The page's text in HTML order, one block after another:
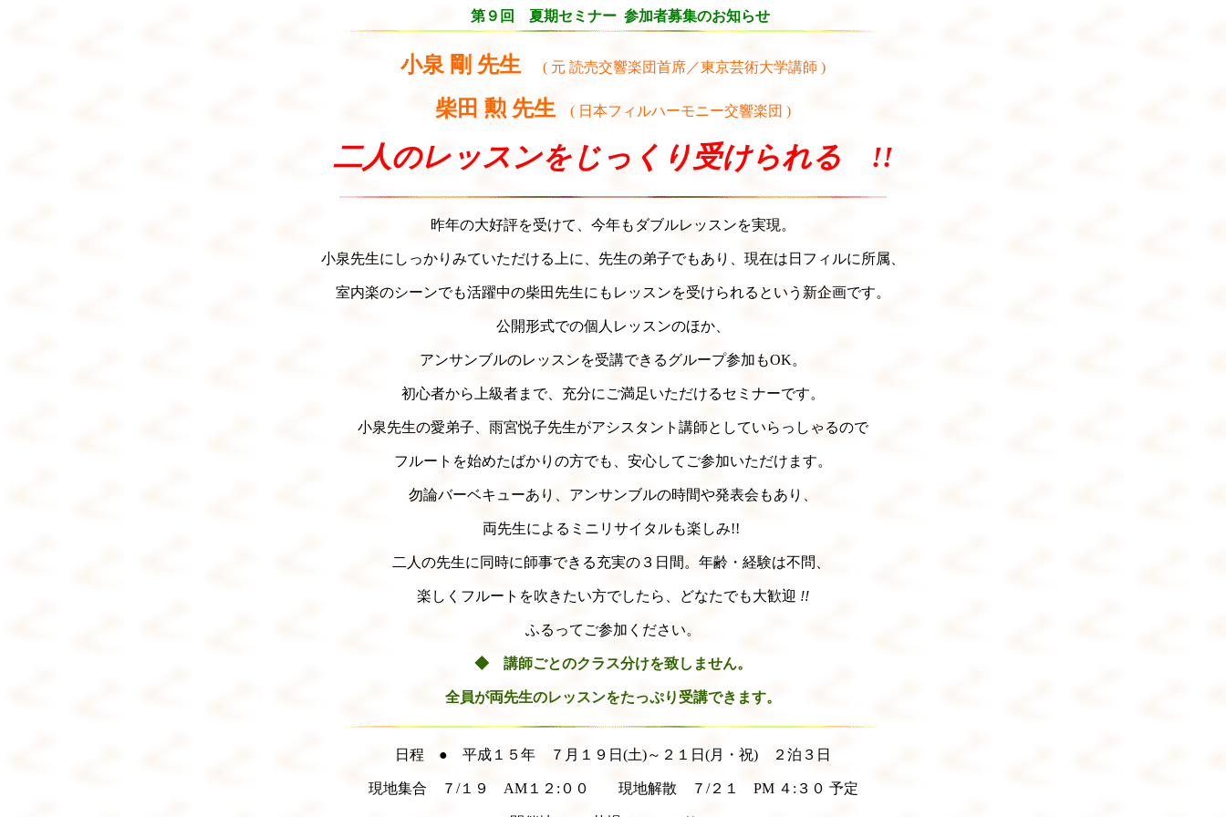
第９回 夏期セミナー 参加者募集のお知らせ
小泉 剛 先生 ( 元 読売交響楽団首席／東京芸術大学講師 )
柴田 勲 先生 ( 日本フィルハーモニー交響楽団 )
二人のレッスンをじっくり受けられる !!
昨年の大好評を受けて、今年もダブルレッスンを実現。
小泉先生にしっかりみていただける上に、先生の弟子でもあり、現在は日フィルに所属、
室内楽のシーンでも活躍中の柴田先生にもレッスンを受けられるという新企画です。
公開形式での個人レッスンのほか、
アンサンブルのレッスンを受講できるグループ参加もOK。
初心者から上級者まで、充分にご満足いただけるセミナーです。
小泉先生の愛弟子、雨宮悦子先生がアシスタント講師としていらっしゃるので
フルートを始めたばかりの方でも、安心してご参加いただけます。
勿論バーベキューあり、アンサンブルの時間や発表会もあり、
両先生によるミニリサイタルも楽しみ!!
二人の先生に同時に師事できる充実の３日間。年齢・経験は不問、
楽しくフルートを吹きたい方でしたら、どなたでも大歓迎 !!
ふるってご参加ください。
◆ 講師ごとのクラス分けを致しません。
全員が両先生のレッスンをたっぷり受講できます。
日程 ● 平成１５年 ７月１９日(土)～２１日(月・祝) ２泊３日
現地集合 ７/１９ AM１２:００ 現地解散 ７/２１ PM ４:３０ 予定